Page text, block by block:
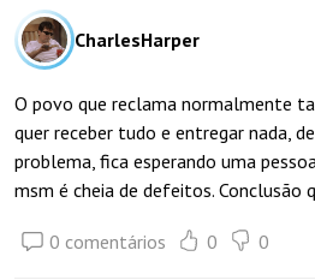
CharlesHarper
O povo que reclama normalmente
quer receber tudo e entregar nada,
problema, fica esperando uma
msm é cheia de defeitos. Conclusão
0 comentários 0 0